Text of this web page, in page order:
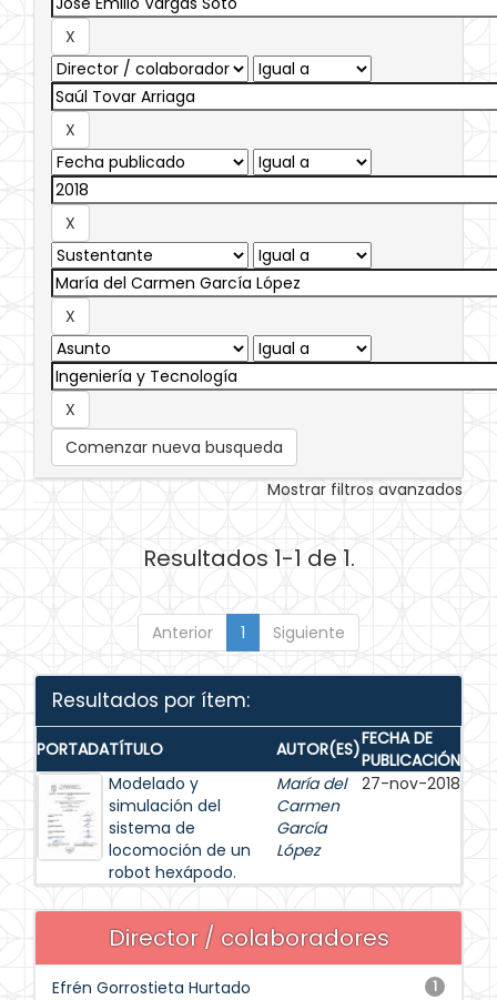
Comenzar nueva busqueda
Mostrar filtros avanzados
Resultados 1-1 de 1.
Anterior 1 Siguiente
Resultados por ítem:
PORTADATÍTULO AUTOR(ES)FECHA DE
PUBLICACIÓN
Modelado y
simulación del
sistema de
locomoción de un
robot hexápodo.
María del
Carmen
García
López
27-nov-2018
Director / colaboradores
1
Efrén Gorrostieta Hurtado